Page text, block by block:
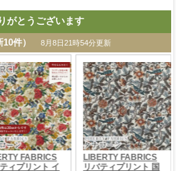
がとうございます